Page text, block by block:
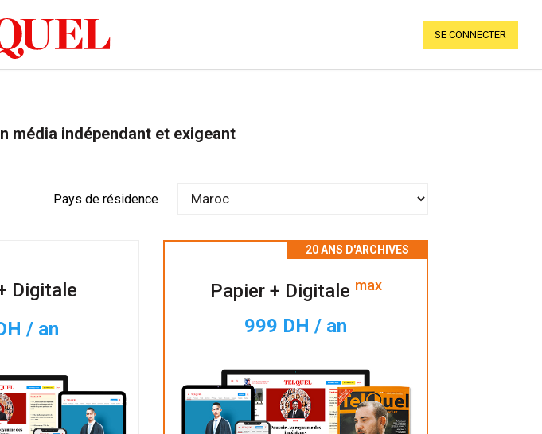
SE CONNECTER
média indépendant et exigeant
Pays de résidence
Digitale
/ an
Papier + Digitale max
999 DH / an